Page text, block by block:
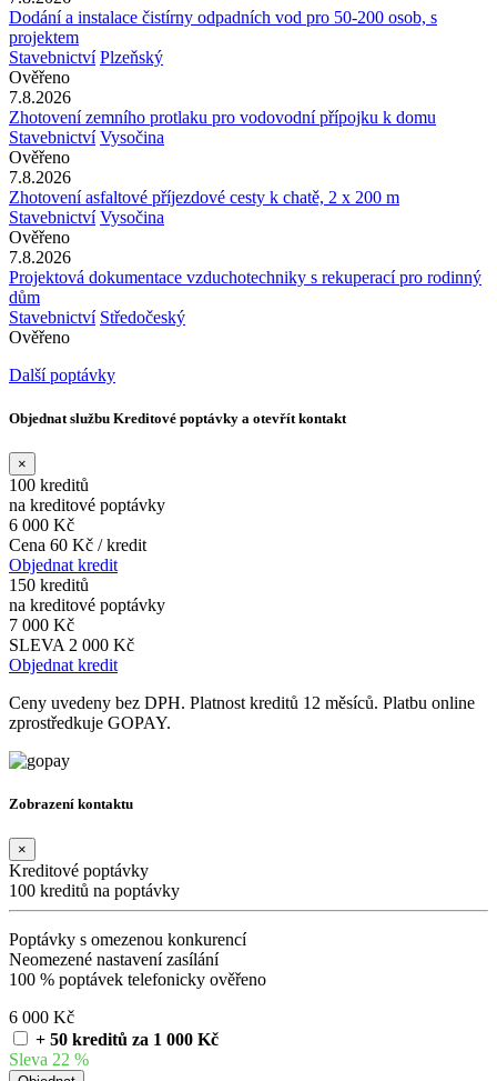
Dodání a instalace čistírny odpadních vod pro 50-200 osob, s
projektem
Stavebnictví Plzeňský
Ověřeno
7.8.2026
Zhotovení zemního protlaku pro vodovodní přípojku k domu
Stavebnictví Vysočina
Ověřeno
7.8.2026
Zhotovení asfaltové příjezdové cesty k chatě, 2 x 200 m
Stavebnictví Vysočina
Ověřeno
7.8.2026
Projektová dokumentace vzduchotechniky s rekuperací pro rodinný
dům
Stavebnictví Středočeský
Ověřeno
Další poptávky
Objednat službu Kreditové poptávky a otevřít kontakt
×
100 kreditů
na kreditové poptávky
6 000 Kč
Cena 60 Kč / kredit
Objednat kredit
150 kreditů
na kreditové poptávky
7 000 Kč
SLEVA 2 000 Kč
Objednat kredit
Ceny uvedeny bez DPH. Platnost kreditů 12 měsíců. Platbu online
zprostředkuje GOPAY.
Zobrazení kontaktu
×
Kreditové poptávky
100 kreditů na poptávky
Poptávky s omezenou konkurencí
Neomezené nastavení zasílání
100 % poptávek telefonicky ověřeno
6 000 Kč
+ 50 kreditů za 1 000 Kč
Sleva 22 %